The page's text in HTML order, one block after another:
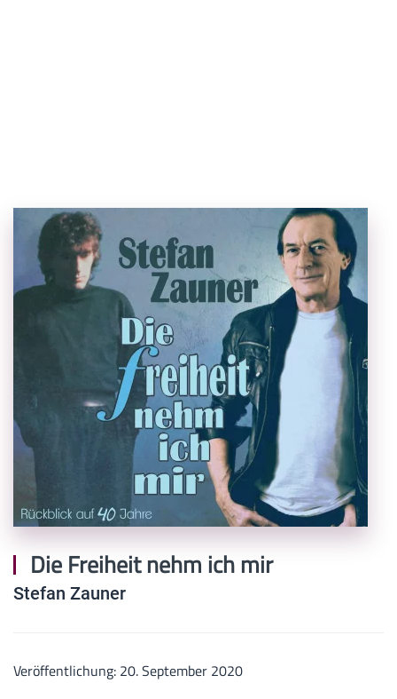
Die Freiheit nehm ich mir
Stefan Zauner
Veröffentlichung: 20. September 2020